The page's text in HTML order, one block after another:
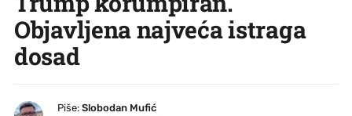
Objavljena najveća istraga
dosad
Piše: Slobodan Mufić